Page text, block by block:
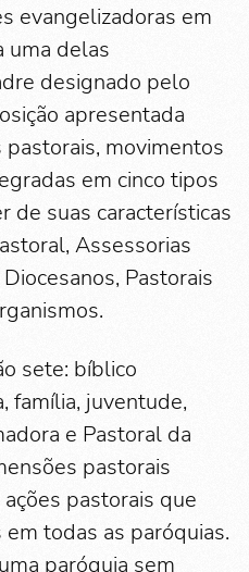
evangelizadoras em
uma delas
designado pelo
apresentada
movimentos
em cinco tipos
de suas características
Assessorias
Pastorais
sete: bíblico
família, juventude,
e Pastoral da
pastorais
pastorais que
todas as paróquias.
paróquia sem